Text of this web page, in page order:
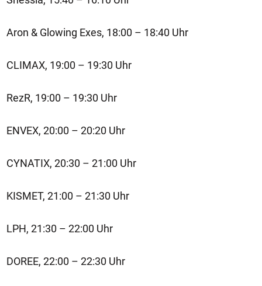
Aron & Glowing Exes, 18:00 – 18:40 Uhr
CLIMAX, 19:00 – 19:30 Uhr
RezR, 19:00 – 19:30 Uhr
ENVEX, 20:00 – 20:20 Uhr
CYNATIX, 20:30 – 21:00 Uhr
KISMET, 21:00 – 21:30 Uhr
LPH, 21:30 – 22:00 Uhr
DOREE, 22:00 – 22:30 Uhr